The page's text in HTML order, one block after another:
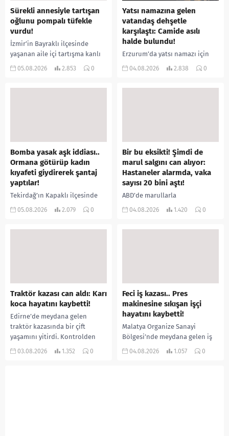
Sürekli annesiyle tartışan
oğlunu pompalı tüfekle
vurdu!
İzmir’in Bayraklı ilçesinde
yaşanan aile içi tartışma kanlı
bitti. İddiaya göre, uzun süredir
05.08.2026 2.853 0
Yatsı namazına gelen
vatandaş dehşetle
karşılaştı: Camide asılı
halde bulundu!
Erzurum’da yatsı namazı için
camiye gelen bir vatandaş,
04.08.2026 2.838 0
Bomba yasak aşk iddiası..
Ormana götürüp kadın
kıyafeti giydirerek şantaj
yaptılar!
Tekirdağ’ın Kapaklı ilçesinde
bir kişiyi, arkadaşının eşiyle
05.08.2026 2.079 0
Bir bu eksikti! Şimdi de
marul salgını can alıyor:
Hastaneler alarmda, vaka
sayısı 20 bini aştı!
ABD’de marullarla
ilişkilendirilen siklospora
04.08.2026 1.420 0
Traktör kazası can aldı: Karı
koca hayatını kaybetti!
Edirne’de meydana gelen
traktör kazasında bir çift
yaşamını yitirdi. Kontrolden
çıkarak devrilen traktörün
03.08.2026 1.352 0
Feci iş kazası.. Pres
makinesine sıkışan işçi
hayatını kaybetti!
Malatya Organize Sanayi
Bölgesi’nde meydana gelen iş
kazasında, pres makinesine
04.08.2026 1.057 0